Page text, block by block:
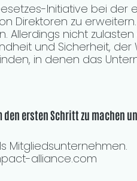
Initiative bei der
Direktoren zu
Allerdings nicht zulasten
und Sicherheit, der
in denen das
ersten Schritt zu machen
Mitgliedsunternehmen.
alliance.com